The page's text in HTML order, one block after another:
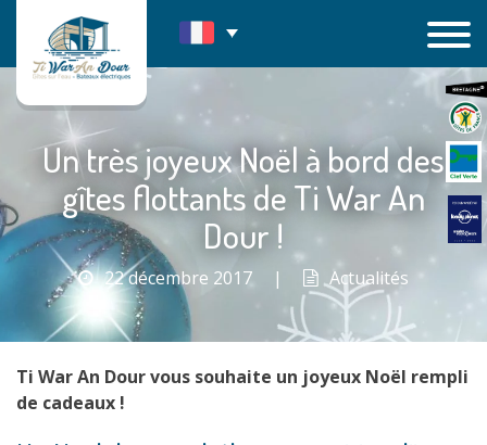
contenu
Un très joyeux Noël à bord des
gîtes flottants de Ti War An
Dour !
22 décembre 2017 | Actualités
Ti War An Dour vous souhaite un joyeux Noël rempli
de cadeaux !